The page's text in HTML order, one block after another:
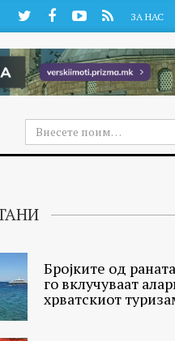
TwitterFacebookYouTube
RSS ЗА НАС
Бројките од
го вклучуваат
хрватскиот